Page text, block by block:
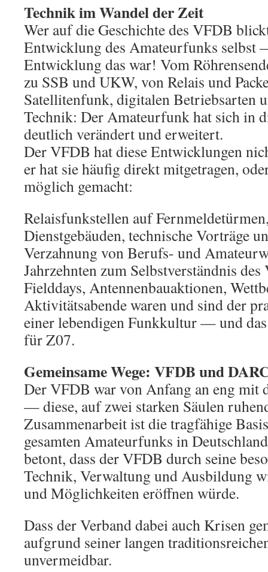
Technik im Wandel der Zeit
Wer auf die Geschichte des VFDB
Entwicklung des Amateurfunks selbst
Entwicklung das war! Vom
zu SSB und UKW, von Relais und
Satellitenfunk, digitalen Betriebsarten
Technik: Der Amateurfunk hat sich in
deutlich verändert und erweitert.
Der VFDB hat diese Entwicklungen
er hat sie häufig direkt mitgetragen,
möglich gemacht:
Relaisfunkstellen auf
Dienstgebäuden, technische Vorträge
Verzahnung von Berufs- und
Jahrzehnten zum Selbstverständnis
Fielddays, Antennenbauaktionen,
Aktivitätsabende waren und sind der
einer lebendigen Funkkultur — und
für Z07.
Gemeinsame Wege: VFDB und
Der VFDB war von Anfang an eng mit
— diese, auf zwei starken Säulen
Zusammenarbeit ist die tragfähige
gesamten Amateurfunks in
betont, dass der VFDB durch seine
Technik, Verwaltung und Ausbildung
und Möglichkeiten eröffnen würde.
Dass der Verband dabei auch Krisen
aufgrund seiner langen
unvermeidbar.